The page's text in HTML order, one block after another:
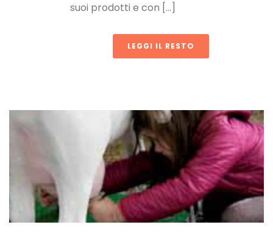
suoi prodotti e con [...]
LEGGI IL RESTO